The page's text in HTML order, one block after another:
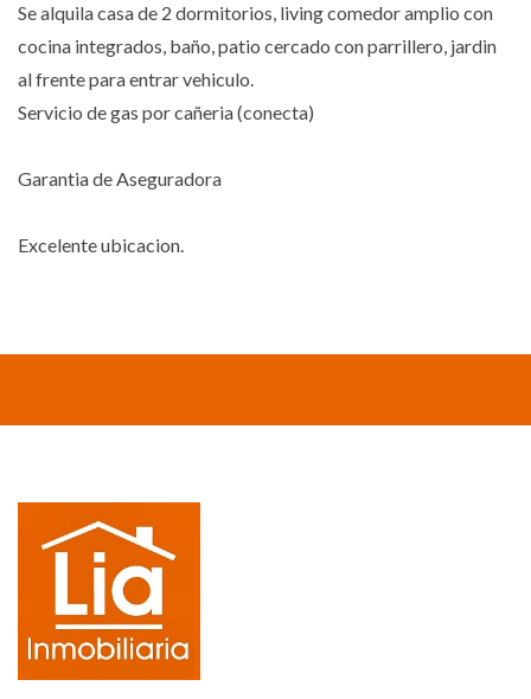
Se alquila casa de 2 dormitorios, living comedor amplio con
cocina integrados, baño, patio cercado con parrillero, jardin
al frente para entrar vehiculo.
Servicio de gas por cañeria (conecta)
Garantia de Aseguradora
Excelente ubicacion.